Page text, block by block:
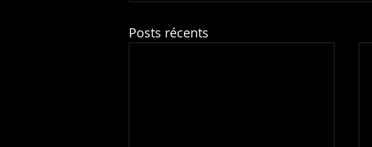
Posts récents